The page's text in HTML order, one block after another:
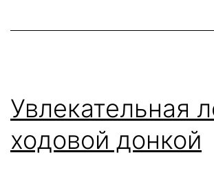
летом
Увлекательная
ходовой донкой